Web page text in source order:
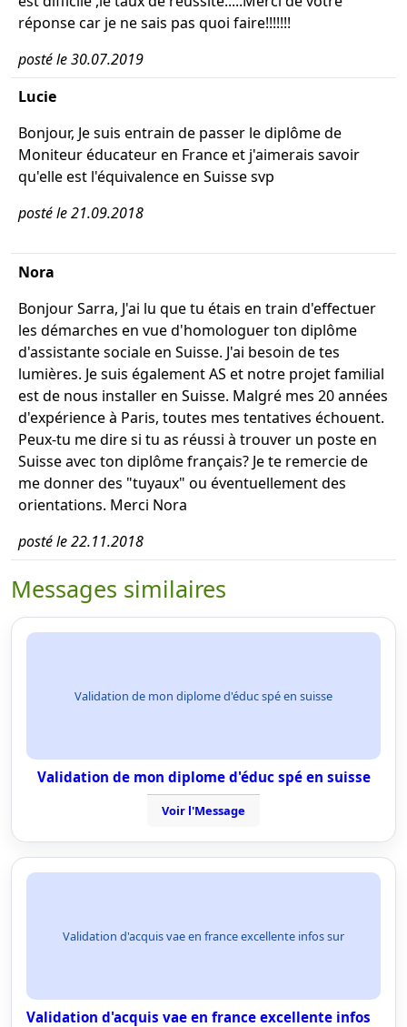
réponse car je ne sais pas quoi faire!!!!!!!
posté le 30.07.2019
Lucie
Bonjour, Je suis entrain de passer le diplôme de
Moniteur éducateur en France et j'aimerais savoir
qu'elle est l'équivalence en Suisse svp
posté le 21.09.2018
Nora
Bonjour Sarra, J'ai lu que tu étais en train d'effectuer
les démarches en vue d'homologuer ton diplôme
d'assistante sociale en Suisse. J'ai besoin de tes
lumières. Je suis également AS et notre projet familial
est de nous installer en Suisse. Malgré mes 20 années
d'expérience à Paris, toutes mes tentatives échouent.
Peux-tu me dire si tu as réussi à trouver un poste en
Suisse avec ton diplôme français? Je te remercie de
me donner des "tuyaux" ou éventuellement des
orientations. Merci Nora
posté le 22.11.2018
Messages similaires
Validation de mon diplome d'éduc spé en suisse
Validation de mon diplome d'éduc spé en suisse
Voir l'Message
Validation d'acquis vae en france excellente infos sur
Validation d'acquis vae en france excellente infos